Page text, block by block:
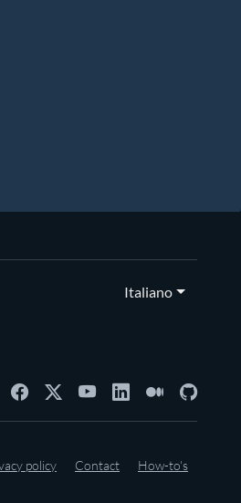
Italiano
policy Contact How-to's